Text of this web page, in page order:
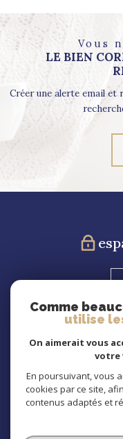
Vous
LE BIEN
Créer une alerte email et
Comme
utilise
On aimerait vous
votre
En poursuivant, vous
cookies par ce site,
contenus adaptés et